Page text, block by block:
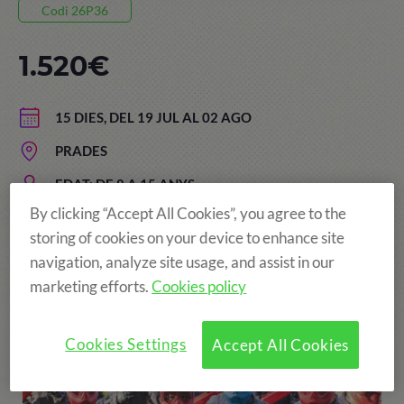
Codi 26P36
15 DIES, DEL 19 JUL AL 02 AGO
PRADES
EDAT: DE 8 A 15 ANYS
1.520€
Més diversió!
By clicking “Accept All Cookies”, you agree to the
storing of cookies on your device to enhance site
navigation, analyze site usage, and assist in our
marketing efforts.Cookies policy
Accept All Cookies
Cookies Settings